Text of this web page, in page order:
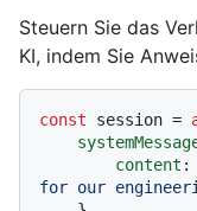
Steuern Sie das
KI, indem Sie
const session =
content :
for our